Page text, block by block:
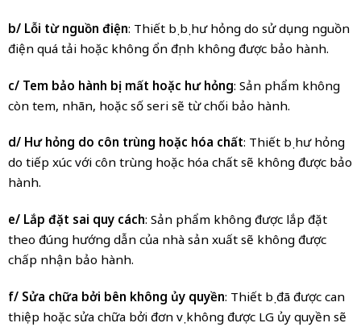
b/ Lỗi từ nguồn điện: Thiết bị bị hư hỏng do sử dụng nguồn
điện quá tải hoặc không ổn định không được bảo hành.
c/ Tem bảo hành bị mất hoặc hư hỏng: Sản phẩm không
còn tem, nhãn, hoặc số seri sẽ từ chối bảo hành.
d/ Hư hỏng do côn trùng hoặc hóa chất: Thiết bị hư hỏng
do tiếp xúc với côn trùng hoặc hóa chất sẽ không được bảo
hành.
e/ Lắp đặt sai quy cách: Sản phẩm không được lắp đặt
theo đúng hướng dẫn của nhà sản xuất sẽ không được
chấp nhận bảo hành.
f/ Sửa chữa bởi bên không ủy quyền: Thiết bị đã được can
thiệp hoặc sửa chữa bởi đơn vị không được LG ủy quyền sẽ